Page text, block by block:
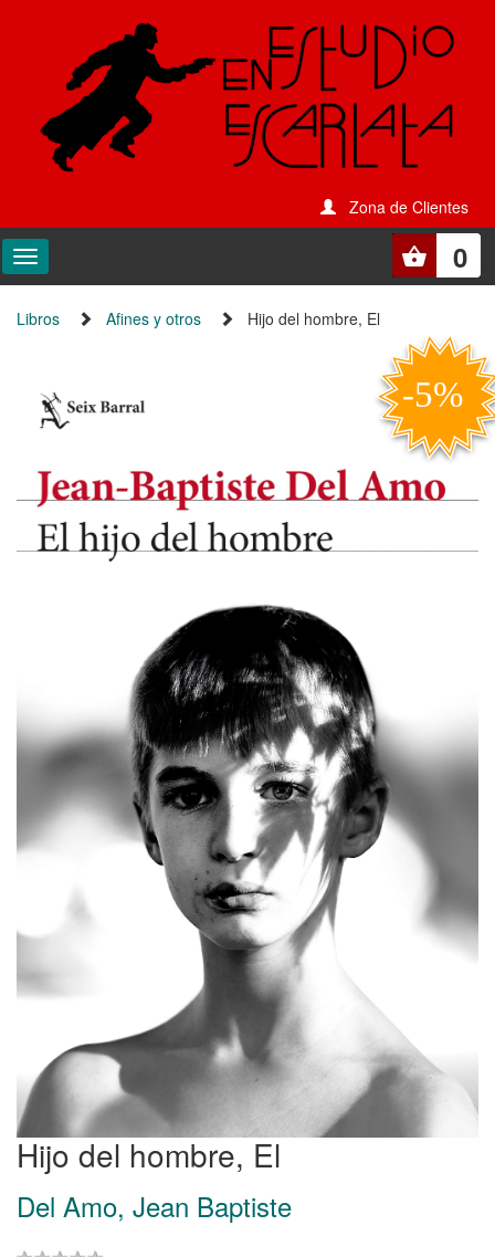
Zona de Clientes
0
Libros Afines y otros Hijo del hombre, El
Hijo del hombre, El
Del Amo, Jean Baptiste